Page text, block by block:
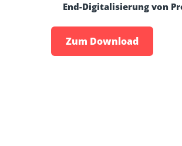
End-Digitalisierung von